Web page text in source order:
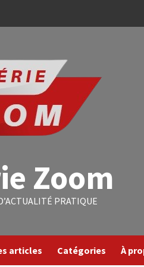
Zoom
PRATIQUE
articles Catégories À